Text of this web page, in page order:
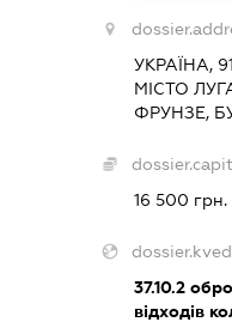
УКРАЇНА,
МІСТО
ФРУНЗЕ,
16 500 грн.
37.10.2
відходів